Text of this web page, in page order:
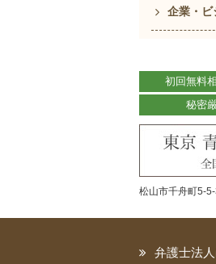
企業・ビ
初回無料
秘密
松山市千舟町5-
弁護士法